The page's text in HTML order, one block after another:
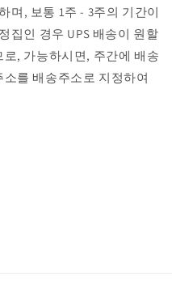
며, 보통 1주 - 3주의 기간이
집인 경우 UPS 배송이 원할
, 가능하시면, 주간에 배송
를 배송주소로 지정하여